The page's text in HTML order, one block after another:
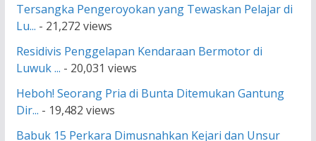
Tersangka Pengeroyokan yang Tewaskan Pelajar di
Lu... - 21,272 views
Residivis Penggelapan Kendaraan Bermotor di
Luwuk ... - 20,031 views
Heboh! Seorang Pria di Bunta Ditemukan Gantung
Dir... - 19,482 views
Babuk 15 Perkara Dimusnahkan Kejari dan Unsur